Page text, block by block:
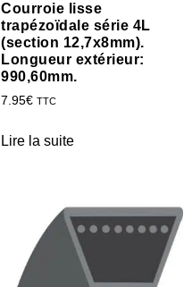
Courroie lisse
trapézoïdale série 4L
(section 12,7x8mm).
Longueur extérieur:
990,60mm.
7.95€ TTC
Lire la suite